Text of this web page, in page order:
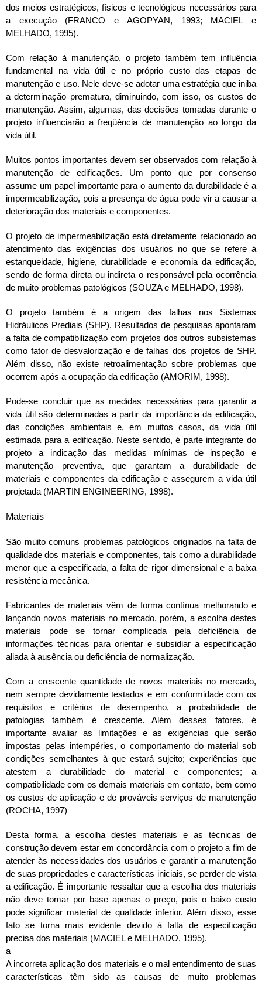
dos meios estratégicos, físicos e tecnológicos necessários para
a execução (FRANCO e AGOPYAN, 1993; MACIEL e
MELHADO, 1995).
Com relação à manutenção, o projeto também tem influência
fundamental na vida útil e no próprio custo das etapas de
manutenção e uso. Nele deve-se adotar uma estratégia que iniba
a determinação prematura, diminuindo, com isso, os custos de
manutenção. Assim, algumas, das decisões tomadas durante o
projeto influenciarão a freqüência de manutenção ao longo da
vida útil.
Muitos pontos importantes devem ser observados com relação à
manutenção de edificações. Um ponto que por consenso
assume um papel importante para o aumento da durabilidade é a
impermeabilização, pois a presença de água pode vir a causar a
deterioração dos materiais e componentes.
O projeto de impermeabilização está diretamente relacionado ao
atendimento das exigências dos usuários no que se refere à
estanqueidade, higiene, durabilidade e economia da edificação,
sendo de forma direta ou indireta o responsável pela ocorrência
de muito problemas patológicos (SOUZA e MELHADO, 1998).
O projeto também é a origem das falhas nos Sistemas
Hidráulicos Prediais (SHP). Resultados de pesquisas apontaram
a falta de compatibilização com projetos dos outros subsistemas
como fator de desvalorização e de falhas dos projetos de SHP.
Além disso, não existe retroalimentação sobre problemas que
ocorrem após a ocupação da edificação (AMORIM, 1998).
Pode-se concluir que as medidas necessárias para garantir a
vida útil são determinadas a partir da importância da edificação,
das condições ambientais e, em muitos casos, da vida útil
estimada para a edificação. Neste sentido, é parte integrante do
projeto a indicação das medidas mínimas de inspeção e
manutenção preventiva, que garantam a durabilidade de
materiais e componentes da edificação e assegurem a vida útil
projetada (MARTIN ENGINEERING, 1998).
Materiais
São muito comuns problemas patológicos originados na falta de
qualidade dos materiais e componentes, tais como a durabilidade
menor que a especificada, a falta de rigor dimensional e a baixa
resistência mecânica.
Fabricantes de materiais vêm de forma contínua melhorando e
lançando novos materiais no mercado, porém, a escolha destes
materiais pode se tornar complicada pela deficiência de
informações técnicas para orientar e subsidiar a especificação
aliada à ausência ou deficiência de normalização.
Com a crescente quantidade de novos materiais no mercado,
nem sempre devidamente testados e em conformidade com os
requisitos e critérios de desempenho, a probabilidade de
patologias também é crescente. Além desses fatores, é
importante avaliar as limitações e as exigências que serão
impostas pelas intempéries, o comportamento do material sob
condições semelhantes à que estará sujeito; experiências que
atestem a durabilidade do material e componentes; a
compatibilidade com os demais materiais em contato, bem como
os custos de aplicação e de prováveis serviços de manutenção
(ROCHA, 1997)
Desta forma, a escolha destes materiais e as técnicas de
construção devem estar em concordância com o projeto a fim de
atender às necessidades dos usuários e garantir a manutenção
de suas propriedades e características iniciais, se perder de vista
a edificação. É importante ressaltar que a escolha dos materiais
não deve tomar por base apenas o preço, pois o baixo custo
pode significar material de qualidade inferior. Além disso, esse
fato se torna mais evidente devido à falta de especificação
precisa dos materiais (MACIEL e MELHADO, 1995).
a
A incorreta aplicação dos materiais e o mal entendimento de suas
características têm sido as causas de muito problemas